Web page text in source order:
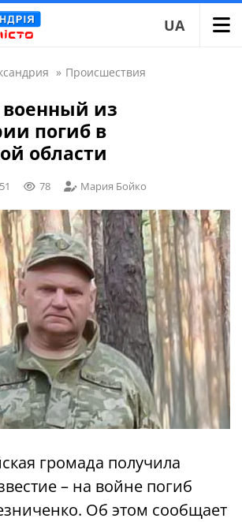
UA
» Происшествия
из
погиб в
области
78 Мария Бойко
громада получила
– на войне погиб
Об этом сообщает